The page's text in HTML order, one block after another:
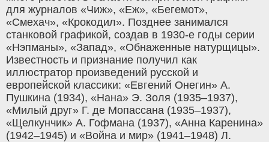
для журналов «Чиж», «Еж», «Бегемот»,
«Смехач», «Крокодил». Позднее занимался
станковой графикой, создав в 1930-е годы серии
«Нэпманы», «Запад», «Обнаженные натурщицы».
Известность и признание получил как
иллюстратор произведений русской и
европейской классики: «Евгений Онегин» А.
Пушкина (1934), «Нана» Э. Золя (1935–1937),
«Милый друг» Г. де Мопассана (1935–1937),
«Щелкунчик» А. Гофмана (1937), «Анна Каренина»
(1942–1945) и «Война и мир» (1941–1948) Л.